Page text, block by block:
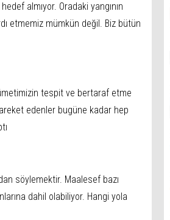
almıyor. Oradaki yangının
etmemiz mümkün değil. Biz bütün
tespit ve bertaraf etme
edenler bugüne kadar hep
söylemektir. Maalesef bazı
dahil olabiliyor. Hangi yola